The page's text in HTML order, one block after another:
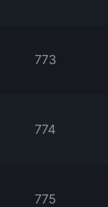
773
774
775